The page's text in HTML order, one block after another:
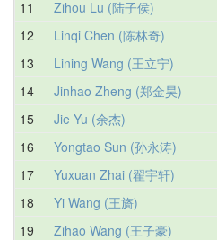
11 Zihou Lu (陆子侯)
12 Linqi Chen (陈林奇)
13 Lining Wang (王立宁)
14 Jinhao Zheng (郑金昊)
15 Jie Yu (余杰)
16 Yongtao Sun (孙永涛)
17 Yuxuan Zhai (翟宇轩)
18 Yi Wang (王旖)
19 Zihao Wang (王子豪)